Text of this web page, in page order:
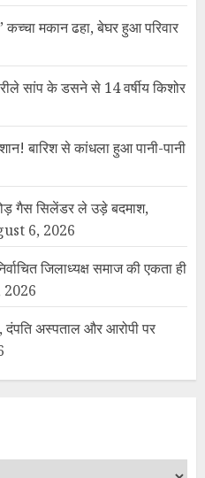
मकान ढहा, बेघर हुआ परिवार
सांप के डसने से 14 वर्षीय किशोर
बारिश से कांधला हुआ पानी-पानी
गैस सिलेंडर ले उड़े बदमाश,
6, 2026
जिलाध्यक्ष समाज की एकता ही
दंपति अस्पताल और आरोपी पर